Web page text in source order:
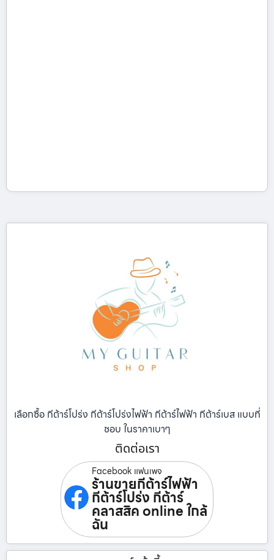
เลือกซื้อ กีต้าร์โปร่ง กีต้าร์โปร่งไฟฟ้า กีต้าร์ไฟฟ้า กีต้าร์เบส แบบที่
ชอบ ในราคาเบาๆ
ติดต่อเรา
Facebook แฟนเพจ
ร้านขายกีต้าร์ไฟฟ้า
กีต้าร์โปร่ง กีต้าร์
คลาสสิค online ใกล้
ฉัน